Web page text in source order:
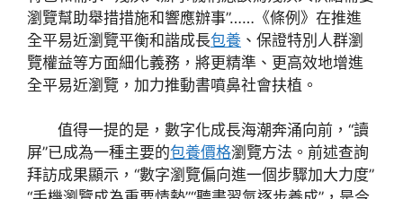
瀏覽幫助舉措措施和響應辦事”……《條例》在推進
全平易近瀏覽平衡和諧成長包養 、保證特別人群瀏
覽權益等方面細化義務，將更精準、更高效地增進
全平易近瀏覽，加力推動書噴鼻社會扶植。
值得一提的是，數字化成長海潮奔涌向前，“讀
屏”已成為一種主要的包養價格瀏覽方法。前述查詢
拜訪成果顯示，“數字瀏覽偏向進一個步驟加大力度”